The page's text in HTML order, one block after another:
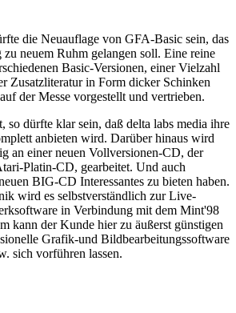
die Neuauflage von GFA-Basic sein, das
neuem Ruhm gelangen soll. Eine reine
Basic-Versionen, einer Vielzahl
Zusatzliteratur in Form dicker Schinken
der Messe vorgestellt und vertrieben.
dürfte klar sein, daß delta labs media ihre
anbieten wird. Darüber hinaus wird
an einer neuen Vollversionen-CD, der
Platin-CD, gearbeitet. Und auch
BIG-CD Interessantes zu bieten haben.
wird es selbstverständlich zur Live-
in Verbindung mit dem Mint'98
kann der Kunde hier zu äußerst günstigen
Grafik-und Bildbearbeitungssoftware
sich vorführen lassen.